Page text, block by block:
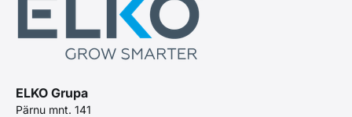
ELKO Grupa
Pärnu mnt. 141